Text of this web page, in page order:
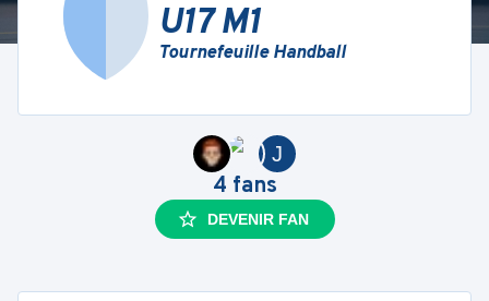
U17 M1
Tournefeuille Handball
J
4 fans
DEVENIR FAN